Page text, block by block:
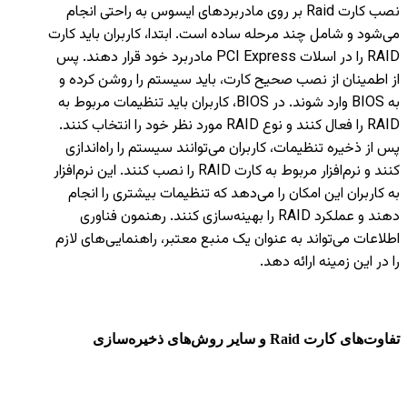
نصب کارت Raid بر روی مادربردهای ایسوس به راحتی انجام
می‌شود و شامل چند مرحله ساده است. ابتدا، کاربران باید کارت
RAID را در اسلات PCI Express مادربرد خود قرار دهند. پس
از اطمینان از نصب صحیح کارت، باید سیستم را روشن کرده و
به BIOS وارد شوند. در BIOS، کاربران باید تنظیمات مربوط به
RAID را فعال کنند و نوع RAID مورد نظر خود را انتخاب کنند.
پس از ذخیره تنظیمات، کاربران می‌توانند سیستم را راه‌اندازی
کنند و نرم‌افزار مربوط به کارت RAID را نصب کنند. این نرم‌افزار
به کاربران این امکان را می‌دهد که تنظیمات بیشتری را انجام
دهند و عملکرد RAID را بهینه‌سازی کنند. رهنمون فناوری
اطلاعات می‌تواند به عنوان یک منبع معتبر، راهنمایی‌های لازم
را در این زمینه ارائه دهد.
تفاوت‌های کارت Raid و سایر روش‌های ذخیره‌سازی